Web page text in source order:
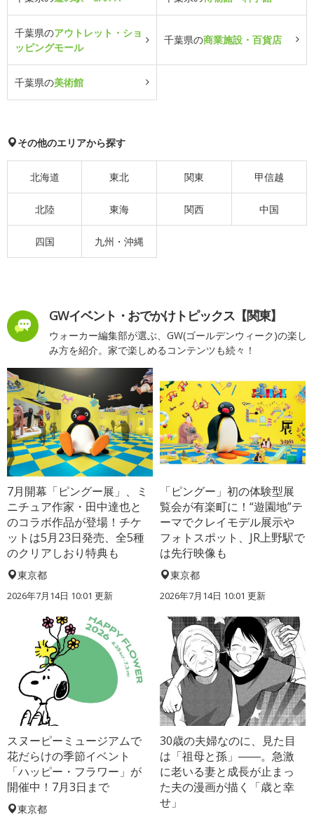
千葉県のアウトレット・ショ
ッピングモール
千葉県の商業施設・百貨店
千葉県の美術館
その他のエリアから探す
北海道 東北 関東 甲信越
北陸 東海 関西 中国
四国 九州・沖縄
GWイベント・おでかけトピックス【関東】
ウォーカー編集部が選ぶ、GW(ゴールデンウィーク)の楽し
み方を紹介。家で楽しめるコンテンツも続々！
7月開幕「ピングー展」、ミ
ニチュア作家・田中達也と
のコラボ作品が登場！チケ
ットは5月23日発売、全5種
のクリアしおり特典も
東京都
2026年7月14日 10:01 更新
「ピングー」初の体験型展
覧会が有楽町に！“遊園地”テ
ーマでクレイモデル展示や
フォトスポット、JR上野駅で
は先行映像も
東京都
2026年7月14日 10:01 更新
スヌーピーミュージアムで
花だらけの季節イベント
「ハッピー・フラワー」が
開催中！7月3日まで
東京都
30歳の夫婦なのに、見た目
は「祖母と孫」――。急激
に老いる妻と成長が止まっ
た夫の漫画が描く「歳と幸
せ」